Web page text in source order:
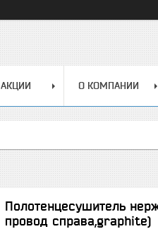
АКЦИИ О КОМПАНИИ
Полотенцесушитель
провод справа,graphite)